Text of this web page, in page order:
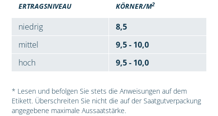
ERTRAGSNIVEAU KÖRNER/M2
niedrig
8,5
mittel
9,5 - 10,0
hoch
9,5 - 10,0
* Lesen und befolgen Sie stets die Anweisungen auf dem
Etikett. Überschreiten Sie nicht die auf der Saatgutverpackung
angegebene maximale Aussaatstärke.